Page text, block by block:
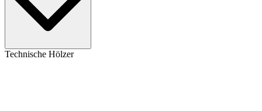
Technische Hölzer